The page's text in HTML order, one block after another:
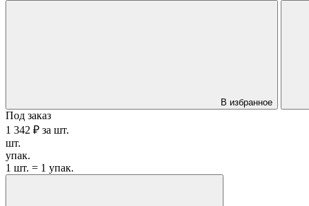
В избранное
Под заказ
1 342 ₽ за шт.
шт.
упак.
1 шт. = 1 упак.